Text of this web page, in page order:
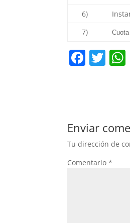
6)
7)
F
b
o
o
k
T
Enviar
Tu dirección de
Comentario*